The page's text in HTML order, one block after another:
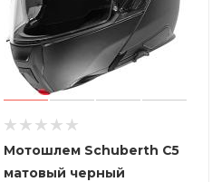
Мотошлем Schuberth C5
матовый черный